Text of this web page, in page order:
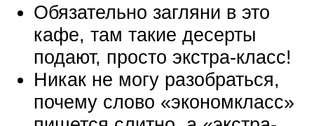
Обязательно загляни в это
кафе, там такие десерты
подают, просто экстра-класс!
Никак не могу разобраться,
почему слово «экономкласс»